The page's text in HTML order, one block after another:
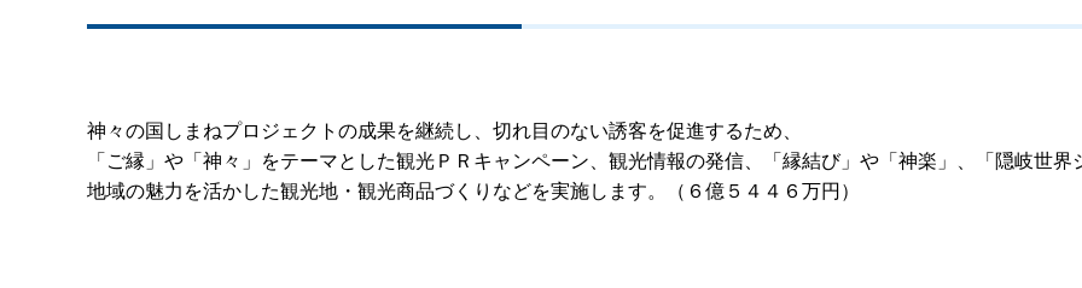
神々の国しまねプロジェクトの成果を継続し、切れ目のない誘客を促進するため、
「ご縁」や「神々」をテーマとした観光ＰＲキャンペーン、観光情報の発信、「縁結び」や「神楽」、「隠岐世界
地域の魅力を活かした観光地・観光商品づくりなどを実施します。（６億５４４６万円）